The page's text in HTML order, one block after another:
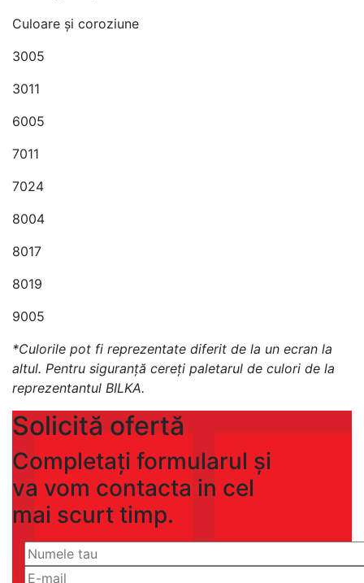
Culoare și coroziune
3005
3011
6005
7011
7024
8004
8017
8019
9005
*Culorile pot fi reprezentate diferit de la un ecran la
altul. Pentru siguranţă cereţi paletarul de culori de la
reprezentantul BILKA.
Solicită ofertă
Completați formularul și
va vom contacta in cel
mai scurt timp.